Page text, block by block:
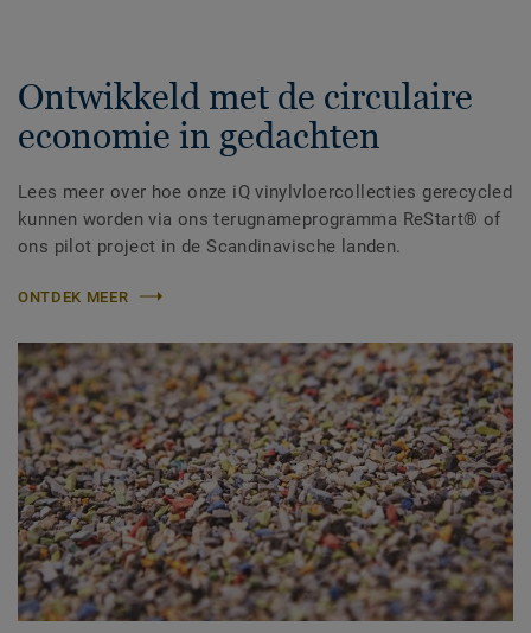
Ontwikkeld met de circulaire
economie in gedachten
Lees meer over hoe onze iQ vinylvloercollecties gerecycled
kunnen worden via ons terugnameprogramma ReStart® of
ons pilot project in de Scandinavische landen.
ONTDEK MEER